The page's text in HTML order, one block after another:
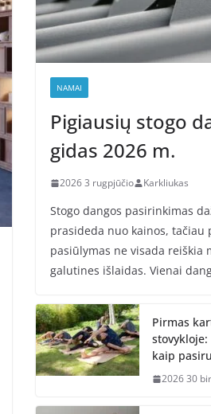
NAMAI
Pigiausių stogo
gidas 2026 m.
2026 3 rugpjūčio Karkliukas
Stogo dangos pasirinkimas
prasideda nuo kainos, tačiau
pasiūlymas ne visada reiškia
galutines išlaidas. Vienai
Pirmas
kaip
2026 30